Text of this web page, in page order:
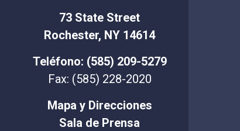
73 State Street
Rochester, NY 14614
Teléfono: (585) 209-5279
Fax: (585) 228-2020
Mapa y Direcciones
Sala de Prensa